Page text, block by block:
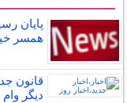
پایان
همسر
قانون
دیگر